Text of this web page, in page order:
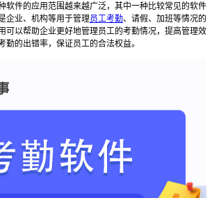
软件的应用范围越来越广泛，其中一种比较常见的软件
企业、机构等用于管理员工考勤、请假、加班等情况的
可以帮助企业更好地管理员工的考勤情况，提高管理效
勤的出错率，保证员工的合法权益。